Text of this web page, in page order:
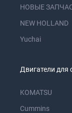
НОВЫЕ
NEW HOLLAND
Yuchai
Двигатели для
KOMATSU
Cummins